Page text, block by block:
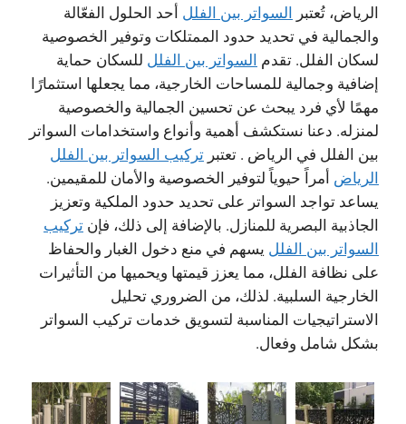
الرياض، تُعتبر السواتر بين الفلل أحد الحلول الفعّالة
والجمالية في تحديد حدود الممتلكات وتوفير الخصوصية
لسكان الفلل. تقدم السواتر بين الفلل للسكان حماية
إضافية وجمالية للمساحات الخارجية، مما يجعلها استثمارًا
مهمًا لأي فرد يبحث عن تحسين الجمالية والخصوصية
لمنزله. دعنا نستكشف أهمية وأنواع واستخدامات السواتر
بين الفلل في الرياض . تعتبر تركيب السواتر بين الفلل
الرياض أمراً حيوياً لتوفير الخصوصية والأمان للمقيمين.
يساعد تواجد السواتر على تحديد حدود الملكية وتعزيز
الجاذبية البصرية للمنازل. بالإضافة إلى ذلك، فإن تركيب
السواتر بين الفلل يسهم في منع دخول الغبار والحفاظ
على نظافة الفلل، مما يعزز قيمتها ويحميها من التأثيرات
الخارجية السلبية. لذلك، من الضروري تحليل
الاستراتيجيات المناسبة لتسويق خدمات تركيب السواتر
بشكل شامل وفعال.